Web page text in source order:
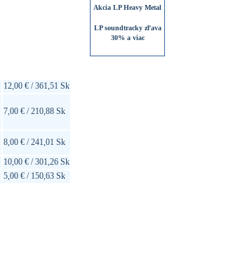
12,00 € / 361,51 Sk
7,00 € / 210,88 Sk
8,00 € / 241,01 Sk
10,00 € / 301,26 Sk
5,00 € / 150,63 Sk
Akcia LP Heavy Metal
LP soundtracky zľava
30% a viac